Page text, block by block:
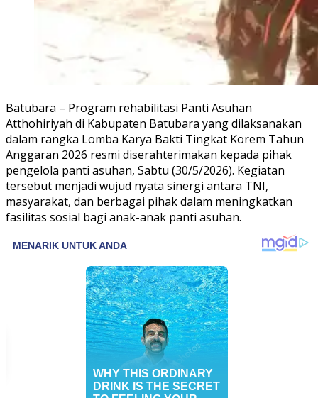
Batubara – Program rehabilitasi Panti Asuhan
Atthohiriyah di Kabupaten Batubara yang dilaksanakan
dalam rangka Lomba Karya Bakti Tingkat Korem Tahun
Anggaran 2026 resmi diserahterimakan kepada pihak
pengelola panti asuhan, Sabtu (30/5/2026). Kegiatan
tersebut menjadi wujud nyata sinergi antara TNI,
masyarakat, dan berbagai pihak dalam meningkatkan
fasilitas sosial bagi anak-anak panti asuhan.